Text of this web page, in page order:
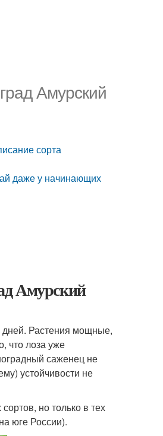
Амурский
сорта
даже у начинающих
Амурский
дней. Растения мощные,
что лоза уже
саженец не
устойчивости не
но только в тех
юге России).